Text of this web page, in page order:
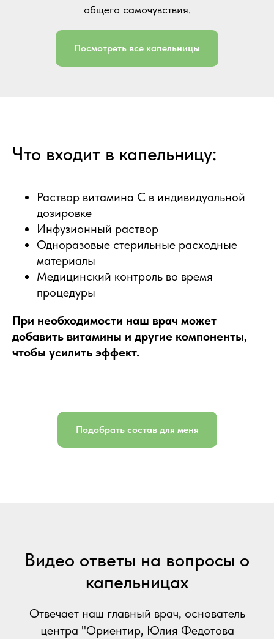
общего самочувствия.
Посмотреть все капельницы
Что входит в капельницу:
Раствор витамина C в индивидуальной
дозировке
Инфузионный раствор
Одноразовые стерильные расходные
материалы
Медицинский контроль во время
процедуры
При необходимости наш врач может
добавить витамины и другие компоненты,
чтобы усилить эффект.
Подобрать состав для меня
Видео ответы на вопросы о
капельницах
Отвечает наш главный врач, основатель
центра "Ориентир, Юлия Федотова